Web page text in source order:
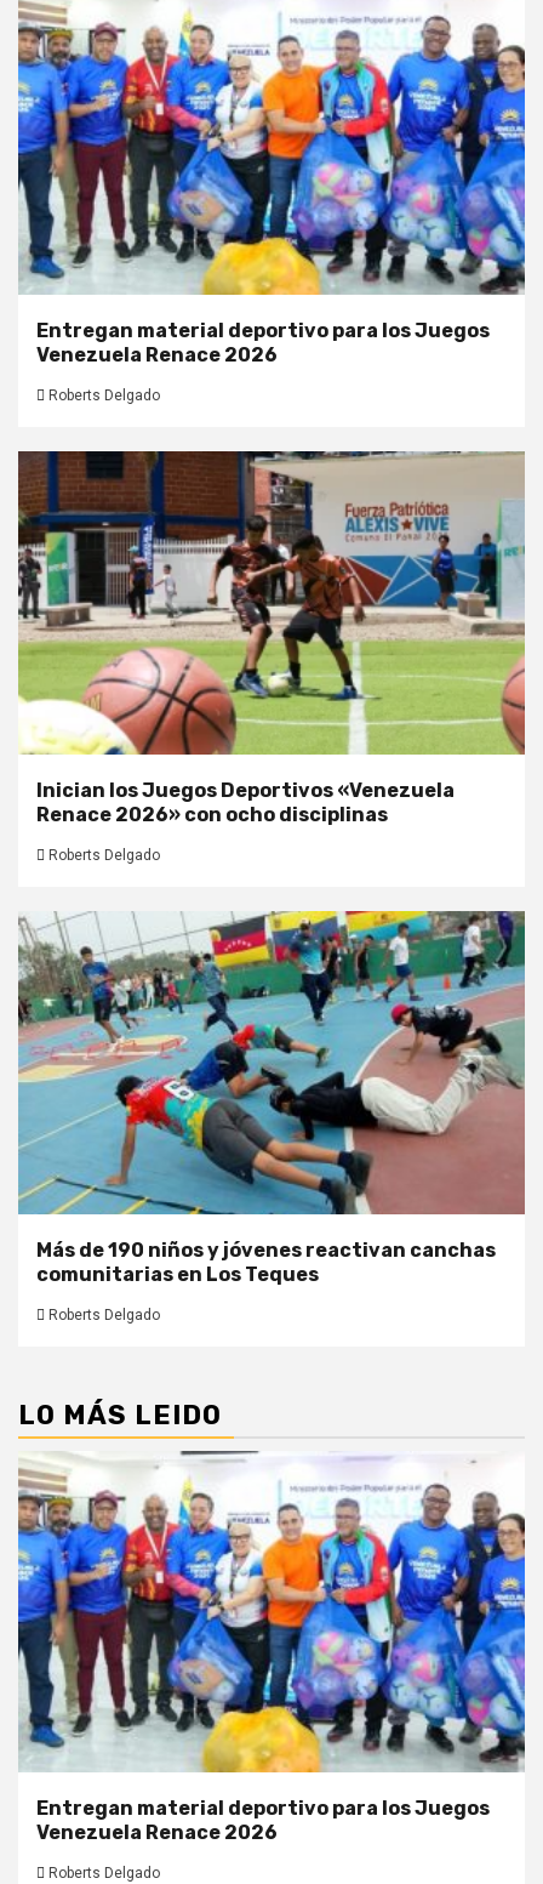
Entregan material deportivo para los Juegos
Venezuela Renace 2026
Roberts Delgado
Inician los Juegos Deportivos «Venezuela
Renace 2026» con ocho disciplinas
Roberts Delgado
Más de 190 niños y jóvenes reactivan canchas
comunitarias en Los Teques
Roberts Delgado
LO MÁS LEIDO
Entregan material deportivo para los Juegos
Venezuela Renace 2026
Roberts Delgado